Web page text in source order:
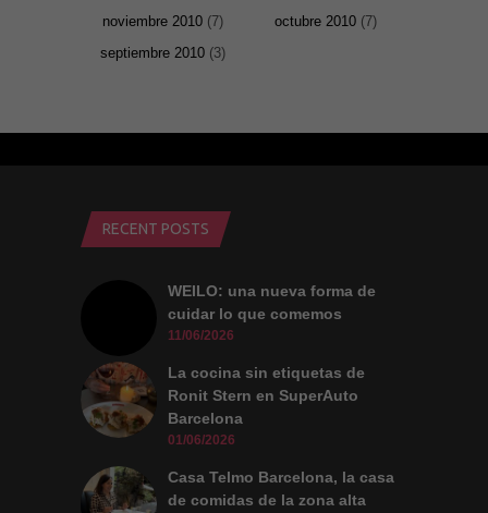
noviembre 2010(7) octubre 2010 (7)
septiembre 2010(3)
RECENT POSTS
WEILO: una nueva forma de
cuidar lo que comemos
11/06/2026
La cocina sin etiquetas de
Ronit Stern en SuperAuto
Barcelona
01/06/2026
Casa Telmo Barcelona, la casa
de comidas de la zona alta